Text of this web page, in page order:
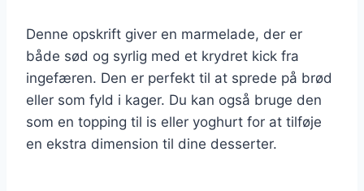
Denne opskrift giver en marmelade, der er
både sød og syrlig med et krydret kick fra
ingefæren. Den er perfekt til at sprede på brød
eller som fyld i kager. Du kan også bruge den
som en topping til is eller yoghurt for at tilføje
en ekstra dimension til dine desserter.